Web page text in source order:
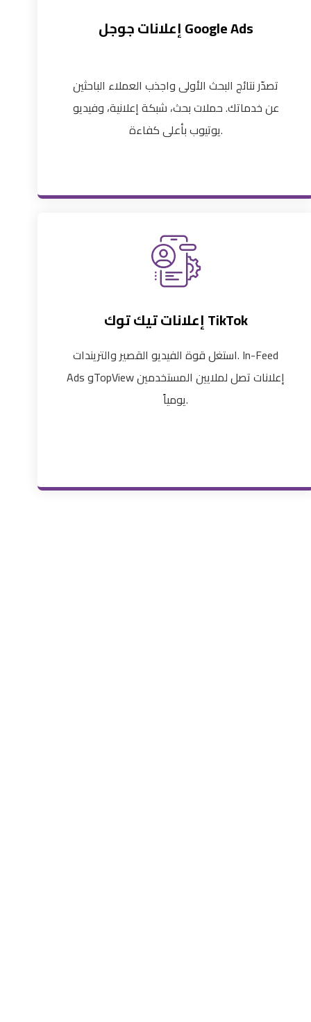
إعلانات جوجل Google Ads
تصدّر نتائج البحث الأولى واجذب العملاء الباحثين
عن خدماتك. حملات بحث، شبكة إعلانية، وفيديو
يوتيوب بأعلى كفاءة.
إعلانات تيك توك TikTok
استغل قوة الفيديو القصير والتريندات. In-Feed
Ads وTopView إعلانات تصل لملايين المستخدمين
يومياً.